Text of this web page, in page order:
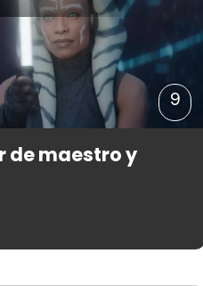
9
de maestro y